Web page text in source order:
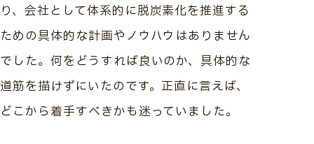
り、会社として体系的に脱炭素化を推進する
ための具体的な計画やノウハウはありません
でした。何をどうすれば良いのか、具体的な
道筋を描けずにいたのです。正直に言えば、
どこから着手すべきかも迷っていました。